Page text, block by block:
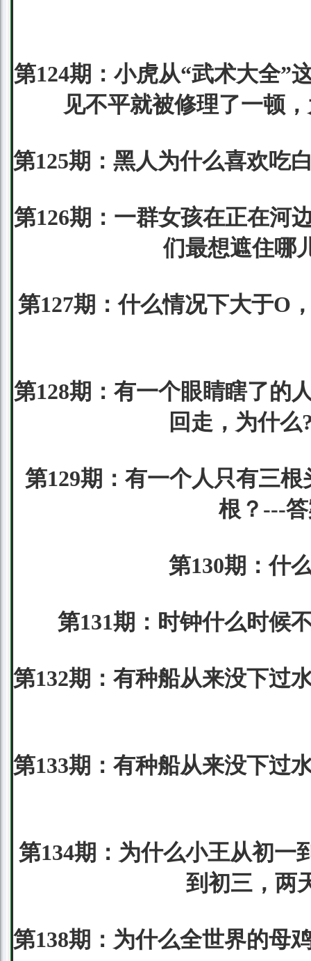
第124期：小虎从“武术大全”
见不平就被修理了一顿
第125期：黑人为什么喜欢吃
第126期：一群女孩在正在河
们最想遮住哪
第127期：什么情况下大于O
第128期：有一个眼睛瞎了的
回走，为什
第129期：有一个人只有三
根？---
第130期：什
第131期：时钟什么时候
第132期：有种船从来没下
第133期：有种船从来没下
第134期：为什么小王从初一
到初三，两
第138期：为什么全世界的母